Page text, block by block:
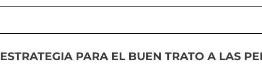
ESTRATEGIA PARA EL BUEN TRATO A LAS